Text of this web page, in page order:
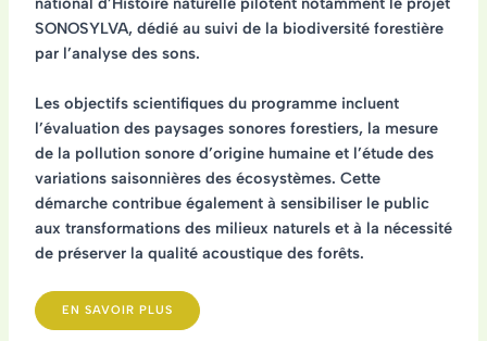
SONOSYLVA, dédié au suivi de la biodiversité forestière
par l’analyse des sons.
Les objectifs scientifiques du programme incluent
l’évaluation des paysages sonores forestiers, la mesure
de la pollution sonore d’origine humaine et l’étude des
variations saisonnières des écosystèmes. Cette
démarche contribue également à sensibiliser le public
aux transformations des milieux naturels et à la nécessité
de préserver la qualité acoustique des forêts.
EN SAVOIR PLUS